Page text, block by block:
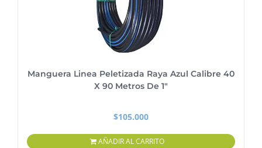
Manguera Linea Peletizada Raya Azul Calibre 40
X 90 Metros De 1″
$105.000
AÑADIR AL CARRITO